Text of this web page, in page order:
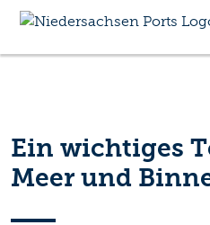
Ein wichtiges
Meer und